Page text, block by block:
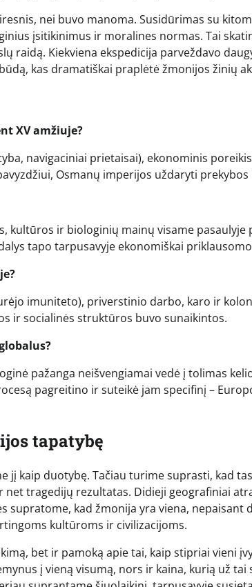
nei buvo manoma. Susidūrimas su
įsitikinimus ir moralines normas. Tai
raidą. Kiekviena ekspedicija parveždavo
kas dramatiškai praplėtė žmonijos žinių
XV amžiuje?
navigaciniai prietaisai), ekonominis
Osmanų imperijos uždaryti prekybos
kultūros ir biologinių mainų visame pasaulyje
tapo tarpusavyje ekonomiškai
imuniteto), priverstinio darbo, karo ir
ir socialinės struktūros buvo sunaikintos.
pažanga neišvengiamai vedė į tolimas
pagreitino ir suteikė jam specifinį –
tapatybę
jį kaip duotybę. Tačiau turime suprasti, kad
tragedijų rezultatas. Didieji geografiniai
supratome, kad žmonija yra viena, nepaisant
kultūroms ir civilizacijoms.
bet ir pamoką apie tai, kaip stipriai vieni
į vieną visumą, nors ir kaina, kurią už tai